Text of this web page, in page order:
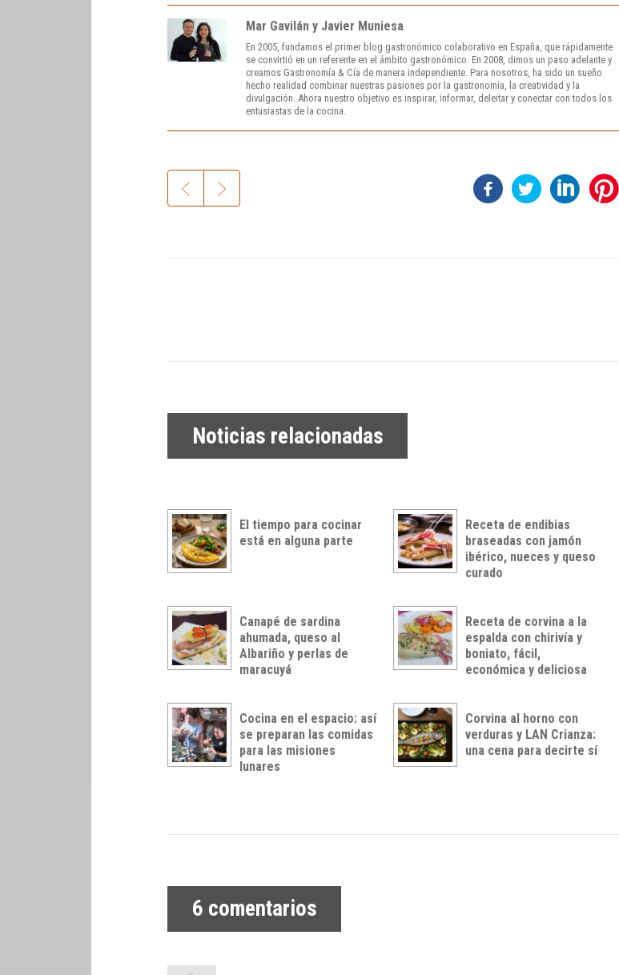
Mar Gavilán y Javier Muniesa
En 2005, fundamos el primer blog gastronómico colaborativo en España, que rápidamente
se convirtió en un referente en el ámbito gastronómico. En 2008, dimos un paso adelante y
creamos Gastronomía & Cía de manera independiente. Para nosotros, ha sido un sueño
hecho realidad combinar nuestras pasiones por la gastronomía, la creatividad y la
divulgación. Ahora nuestro objetivo es inspirar, informar, deleitar y conectar con todos los
entusiastas de la cocina.
Noticias relacionadas
El tiempo para cocinar
está en alguna parte
Receta de endibias
braseadas con jamón
ibérico, nueces y queso
curado
Canapé de sardina
ahumada, queso al
Albariño y perlas de
maracuyá
Receta de corvina a la
espalda con chirivía y
boniato, fácil,
económica y deliciosa
Cocina en el espacio: así
se preparan las comidas
para las misiones
lunares
Corvina al horno con
verduras y LAN Crianza:
una cena para decirte sí
6 comentarios